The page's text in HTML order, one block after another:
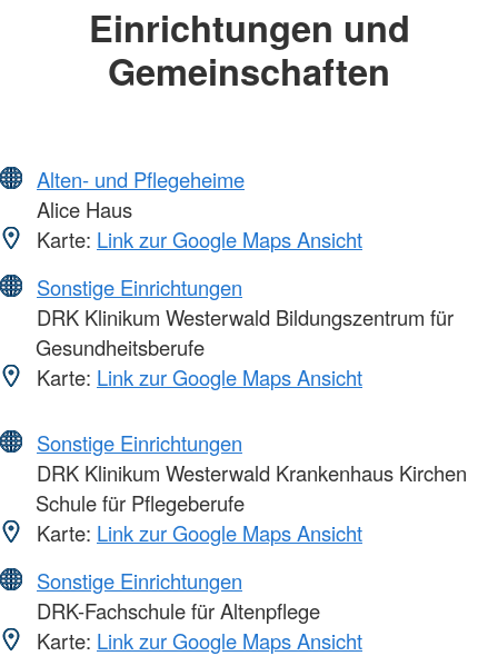
Einrichtungen und
Gemeinschaften
Alten- und Pflegeheime
Alice Haus
Karte: Link zur Google Maps Ansicht
Sonstige Einrichtungen
DRK Klinikum Westerwald Bildungszentrum für
Gesundheitsberufe
Karte: Link zur Google Maps Ansicht
Sonstige Einrichtungen
DRK Klinikum Westerwald Krankenhaus Kirchen
Schule für Pflegeberufe
Karte: Link zur Google Maps Ansicht
Sonstige Einrichtungen
DRK-Fachschule für Altenpflege
Karte: Link zur Google Maps Ansicht